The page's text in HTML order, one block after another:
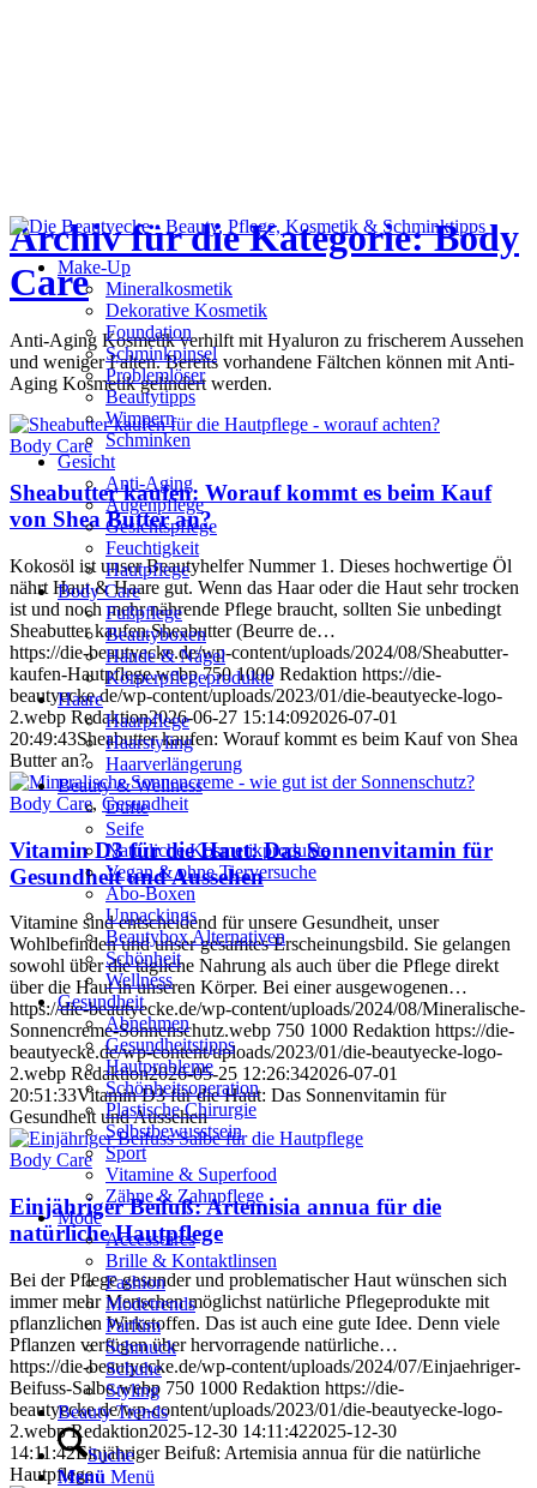
Make-Up
Mineralkosmetik
Dekorative Kosmetik
Foundation
Schminkpinsel
Problemlöser
Beautytipps
Wimpern
Schminken
Gesicht
Anti-Aging
Augenpflege
Gesichtspflege
Feuchtigkeit
Hautpflege
Body Care
Fußpflege
Beautyboxen
Hände & Nägel
Körperpflegeprodukte
Haare
Haarpflege
Haarstyling
Haarverlängerung
Beauty & Wellness
Düfte
Seife
Natürliche Kosmetikprodukte
Vegan & ohne Tierversuche
Abo-Boxen
Unpackings
Beautybox Alternativen
Schönheit
Wellness
Gesundheit
Abnehmen
Gesundheitstipps
Hautprobleme
Schönheitsoperation
Plastische Chirurgie
Selbstbewusstsein
Sport
Vitamine & Superfood
Zähne & Zahnpflege
Mode
Accessoires
Brille & Kontaktlinsen
Fashion
Modetrends
Parfüm
Schmuck
Schuhe
Styling
Beauty Trends
Suche
Menü Menü
Archiv für die Kategorie: Body
Care
Anti-Aging Kosmetik verhilft mit Hyaluron zu frischerem Aussehen
und weniger Falten. Bereits vorhandene Fältchen können mit Anti-
Aging Kosmetik gelindert werden.
Body Care
Sheabutter kaufen: Worauf kommt es beim Kauf
von Shea Butter an?
Kokosöl ist unser Beautyhelfer Nummer 1. Dieses hochwertige Öl
nährt Haut & Haare gut. Wenn das Haar oder die Haut sehr trocken
ist und noch mehr nährende Pflege braucht, sollten Sie unbedingt
Sheabutter kaufen.Sheabutter (Beurre de…
https://die-beautyecke.de/wp-content/uploads/2024/08/Sheabutter-
kaufen-Hautpflege.webp 750 1000 Redaktion https://die-
beautyecke.de/wp-content/uploads/2023/01/die-beautyecke-logo-
2.webp Redaktion2026-06-27 15:14:092026-07-01
20:49:43Sheabutter kaufen: Worauf kommt es beim Kauf von Shea
Butter an?
Body Care, Gesundheit
Vitamin D3 für die Haut: Das Sonnenvitamin für
Gesundheit und Aussehen
Vitamine sind entscheidend für unsere Gesundheit, unser
Wohlbefinden und unser gesamtes Erscheinungsbild. Sie gelangen
sowohl über die tägliche Nahrung als auch über die Pflege direkt
über die Haut in unseren Körper. Bei einer ausgewogenen…
https://die-beautyecke.de/wp-content/uploads/2024/08/Mineralische-
Sonnencreme-Sonnenschutz.webp 750 1000 Redaktion https://die-
beautyecke.de/wp-content/uploads/2023/01/die-beautyecke-logo-
2.webp Redaktion2026-05-25 12:26:342026-07-01
20:51:33Vitamin D3 für die Haut: Das Sonnenvitamin für
Gesundheit und Aussehen
Body Care
Einjähriger Beifuß: Artemisia annua für die
natürliche Hautpflege
Bei der Pflege gesunder und problematischer Haut wünschen sich
immer mehr Menschen möglichst natürliche Pflegeprodukte mit
pflanzlichen Wirkstoffen. Das ist auch eine gute Idee. Denn viele
Pflanzen verfügen über hervorragende natürliche…
https://die-beautyecke.de/wp-content/uploads/2024/07/Einjaehriger-
Beifuss-Salbe.webp 750 1000 Redaktion https://die-
beautyecke.de/wp-content/uploads/2023/01/die-beautyecke-logo-
2.webp Redaktion2025-12-30 14:11:422025-12-30
14:11:42Einjähriger Beifuß: Artemisia annua für die natürliche
Hautpflege